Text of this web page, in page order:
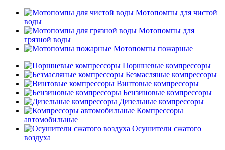
Мотопомпы для чистой
воды
Мотопомпы для
грязной воды
Мотопомпы пожарные
Поршневые компрессоры
Безмасляные компрессоры
Винтовые компрессоры
Бензиновые компрессоры
Дизельные компрессоры
Компрессоры
автомобильные
Осушители сжатого
воздуха